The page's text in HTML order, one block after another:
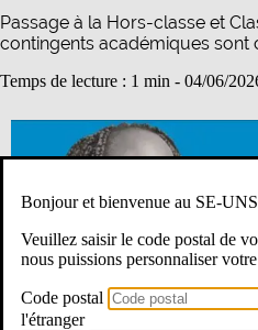
Passage à la Hors-classe et
contingents académiques sont
Temps de lecture : 1 min - 04/06/
Bonjour et bienvenue au SE-
Veuillez saisir le code postal de
nous puissions personnaliser
Code postal
l'étranger